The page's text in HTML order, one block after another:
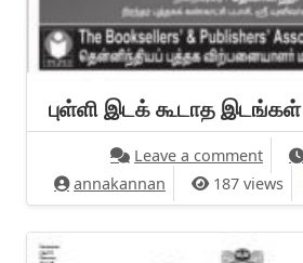
புள்ளி இடக் கூடாத இடங்கள்
Leave a commenton
annakannan
187 views